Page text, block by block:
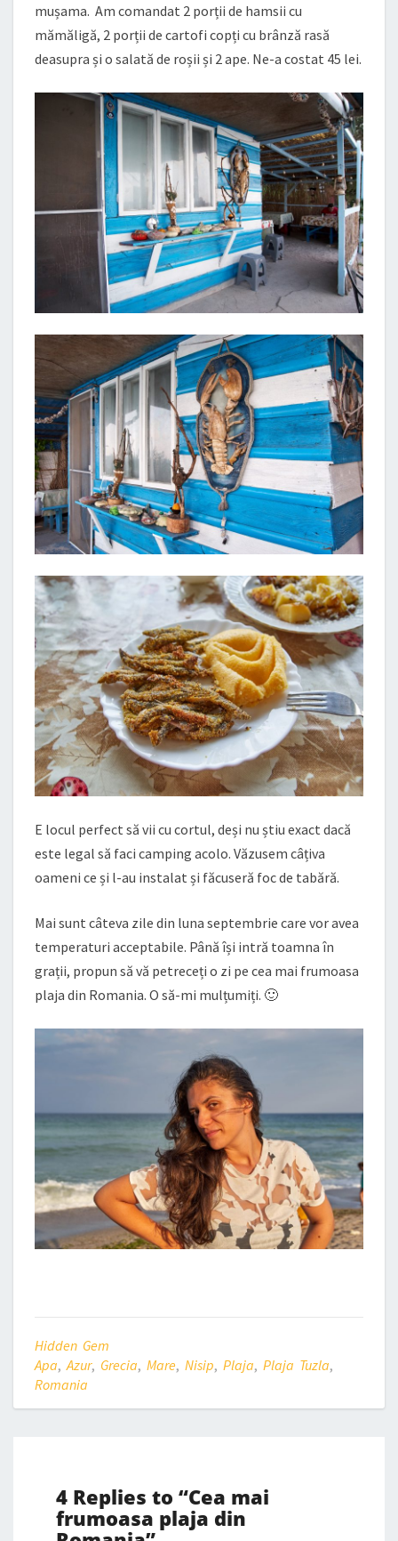
mușama. Am comandat 2 porții de hamsii cu
mămăligă, 2 porții de cartofi copți cu brânză rasă
deasupra și o salată de roșii și 2 ape. Ne-a costat 45 lei.
E locul perfect să vii cu cortul, deși nu știu exact dacă
este legal să faci camping acolo. Văzusem câțiva
oameni ce și l-au instalat și făcuseră foc de tabără.
Mai sunt câteva zile din luna septembrie care vor avea
temperaturi acceptabile. Până își intră toamna în
grații, propun să vă petreceți o zi pe cea mai frumoasa
plaja din Romania. O să-mi mulțumiți. 🙂
Hidden Gem
Apa, Azur, Grecia, Mare, Nisip, Plaja, Plaja Tuzla,
Romania
4 Replies to “Cea mai
frumoasa plaja din